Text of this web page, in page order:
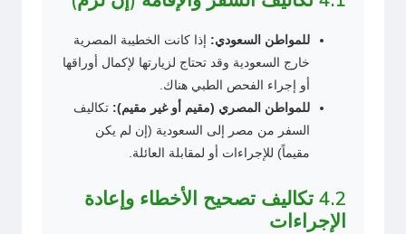
للمواطن السعودي: إذا كانت الخطيبة المصرية
خارج السعودية وقد تحتاج لزيارتها لإكمال أوراقها
أو إجراء الفحص الطبي هناك.
للمواطن المصري (مقيم أو غير مقيم): تكاليف
السفر من مصر إلى السعودية (إن لم يكن
مقيماً) للإجراءات أو لمقابلة العائلة.
4.2 تكاليف تصحيح الأخطاء وإعادة
الإجراءات